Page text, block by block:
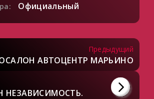
Официальный
Предыдущий
АВТОЦЕНТР МАРЬИНО
НЕЗАВИСИМОСТЬ.